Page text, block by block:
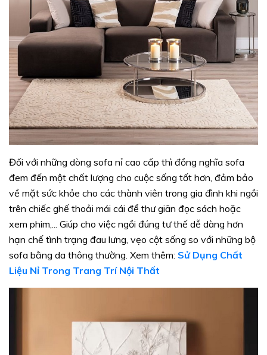
Đối với những dòng sofa nỉ cao cấp thì đồng nghĩa sofa
đem đến một chất lượng cho cuộc sống tốt hơn, đảm bảo
về mặt sức khỏe cho các thành viên trong gia đình khi ngồi
trên chiếc ghế thoải mái cái để thư giãn đọc sách hoặc
xem phim,... Giúp cho việc ngồi đúng tư thế dễ dàng hơn
hạn chế tình trạng đau lưng, vẹo cột sống so với những bộ
sofa bằng da thông thường. Xem thêm: Sử Dụng Chất
Liệu Nỉ Trong Trang Trí Nội Thất